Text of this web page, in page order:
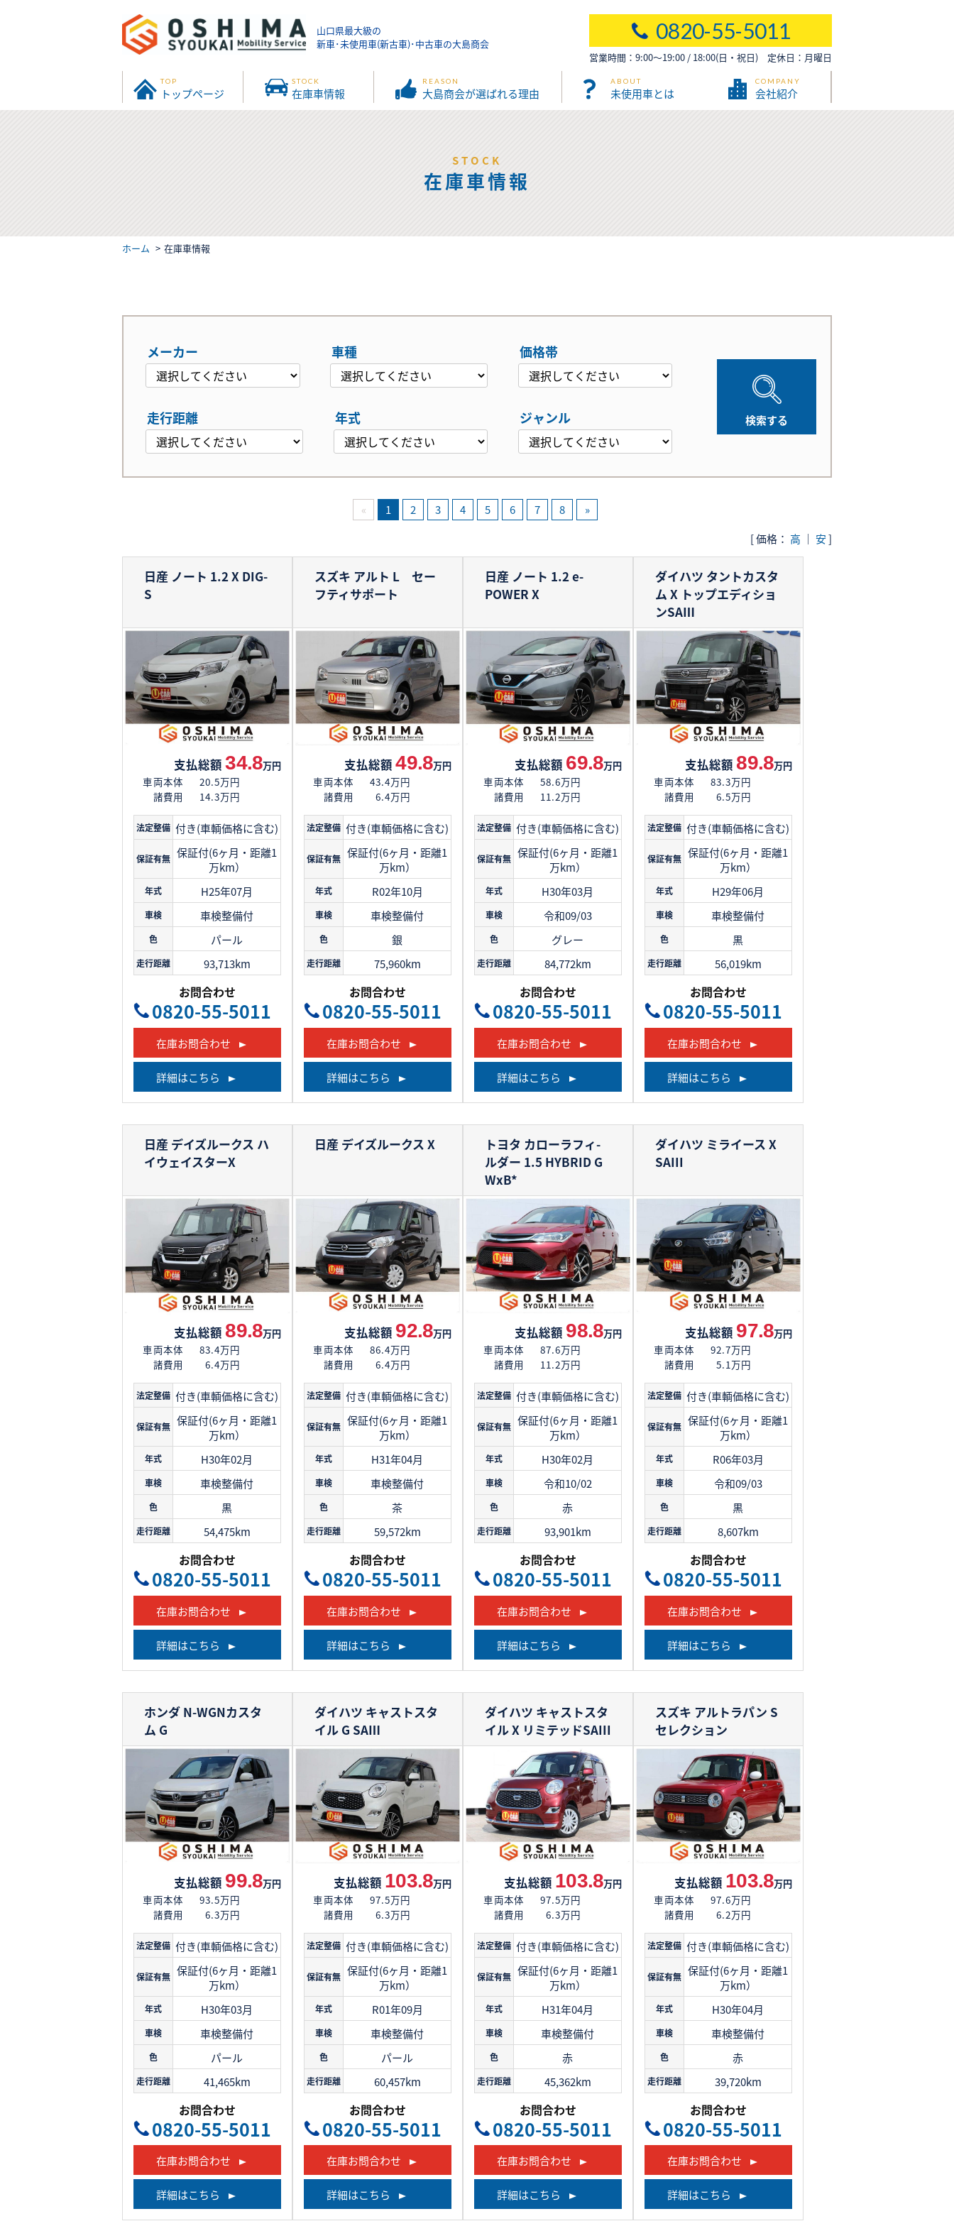
山口県最大級の
新車･未使用車(新古車)･中古車の大島商会
0820-55-5011
営業時間：9:00～19:00 / 18:00(日・祝日) 定休日：月曜日
TOP
トップページ
STOCK
在庫車情報
REASON
大島商会が選ばれる理由
ABOUT
未使用車とは
COMPANY
会社紹介
STOCK
在庫車情報
ホーム 在庫車情報
メーカー 車種 価格帯
走行距離 年式 ジャンル
« 1 2 3 4 5 6 7 8
»
[ 価格： 高 ｜ 安]
日産 ノート 1.2 X DIG-
S
支払総額34.8万円
車両本体
20.5万円
諸費用
14.3万円
法定整備 付き(車輌価格に含む)
保証有無 保証付(6ヶ月・距離1
万km）
年式 H25年07月
車検 車検整備付
色 パール
走行距離 93,713km
お問合わせ
0820-55-5011
在庫お問合わせ
詳細はこちら
スズキ アルト L セー
フティサポート
支払総額49.8万円
車両本体
43.4万円
諸費用
6.4万円
法定整備 付き(車輌価格に含む)
保証有無 保証付(6ヶ月・距離1
万km）
年式 R02年10月
車検 車検整備付
色 銀
走行距離 75,960km
お問合わせ
0820-55-5011
在庫お問合わせ
詳細はこちら
日産 ノート 1.2 e-
POWER X
支払総額 69.8万円
車両本体
58.6万円
諸費用
11.2万円
法定整備 付き(車輌価格に含む)
保証有無 保証付(6ヶ月・距離1
万km）
年式 H30年03月
車検 令和09/03
色 グレー
走行距離 84,772km
お問合わせ
0820-55-5011
在庫お問合わせ
詳細はこちら
ダイハツ タントカスタ
ム X トップエディショ
ンSAⅢ
支払総額 89.8万円
車両本体
83.3万円
諸費用
6.5万円
法定整備 付き(車輌価格に含む)
保証有無 保証付(6ヶ月・距離1
万km）
年式 H29年06月
車検 車検整備付
色 黒
走行距離 56,019km
お問合わせ
0820-55-5011
在庫お問合わせ
詳細はこちら
日産 デイズルークス ハ
イウェイスターX
支払総額 89.8万円
車両本体
83.4万円
諸費用
6.4万円
法定整備 付き(車輌価格に含む)
保証有無 保証付(6ヶ月・距離1
万km）
年式 H30年02月
車検 車検整備付
色 黒
走行距離 54,475km
お問合わせ
0820-55-5011
在庫お問合わせ
詳細はこちら
日産 デイズルークス X
支払総額 92.8万円
車両本体
86.4万円
諸費用
6.4万円
法定整備 付き(車輌価格に含む)
保証有無 保証付(6ヶ月・距離1
万km）
年式 H31年04月
車検 車検整備付
色 茶
走行距離 59,572km
お問合わせ
0820-55-5011
在庫お問合わせ
詳細はこちら
トヨタ カローラフィ-
ルダー 1.5 HYBRID G
WxB*
支払総額 98.8万円
車両本体
87.6万円
諸費用
11.2万円
法定整備 付き(車輌価格に含む)
保証有無 保証付(6ヶ月・距離1
万km）
年式 H30年02月
車検 令和10/02
色 赤
走行距離 93,901km
お問合わせ
0820-55-5011
在庫お問合わせ
詳細はこちら
ダイハツ ミライース X
SAIII
支払総額 97.8万円
車両本体
92.7万円
諸費用
5.1万円
法定整備 付き(車輌価格に含む)
保証有無 保証付(6ヶ月・距離1
万km）
年式 R06年03月
車検 令和09/03
色 黒
走行距離 8,607km
お問合わせ
0820-55-5011
在庫お問合わせ
詳細はこちら
ホンダ N-WGNカスタ
ム G
支払総額 99.8万円
車両本体
93.5万円
諸費用
6.3万円
法定整備 付き(車輌価格に含む)
保証有無 保証付(6ヶ月・距離1
万km）
年式 H30年03月
車検 車検整備付
色 パール
走行距離 41,465km
お問合わせ
0820-55-5011
在庫お問合わせ
詳細はこちら
ダイハツ キャストスタ
イル G SAⅢ
支払総額 103.8万円
車両本体
97.5万円
諸費用
6.3万円
法定整備 付き(車輌価格に含む)
保証有無 保証付(6ヶ月・距離1
万km）
年式 R01年09月
車検 車検整備付
色 パール
走行距離 60,457km
お問合わせ
0820-55-5011
在庫お問合わせ
詳細はこちら
ダイハツ キャストスタ
イルX リミテッドSAIII
支払総額 103.8万円
車両本体
97.5万円
諸費用
6.3万円
法定整備 付き(車輌価格に含む)
保証有無 保証付(6ヶ月・距離1
万km）
年式 H31年04月
車検 車検整備付
色 赤
走行距離 45,362km
お問合わせ
0820-55-5011
在庫お問合わせ
詳細はこちら
スズキ アルトラパン S
セレクション
支払総額 103.8万円
車両本体
97.6万円
諸費用
6.2万円
法定整備 付き(車輌価格に含む)
保証有無 保証付(6ヶ月・距離1
万km）
年式 H30年04月
車検 車検整備付
色 赤
走行距離 39,720km
お問合わせ
0820-55-5011
在庫お問合わせ
詳細はこちら